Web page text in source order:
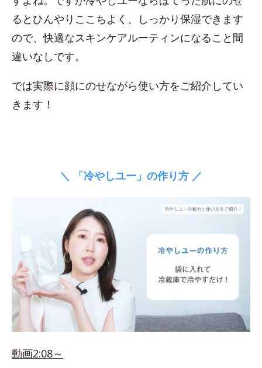
るとひんやりここちよく、しっかり保湿できます
ので、快適なスキンケアルーティンになること間
違いなしです。
では実際に顔にのせながら使い方をご紹介してい
きます！
＼ 「冷やしユー」の作り方 ／
動画2:08～